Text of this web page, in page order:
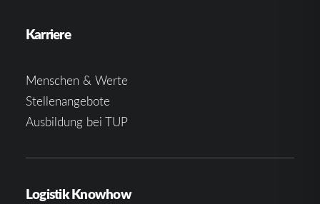
Karriere
Menschen & Werte
Stellenangebote
Ausbildung bei TUP
Logistik Knowhow